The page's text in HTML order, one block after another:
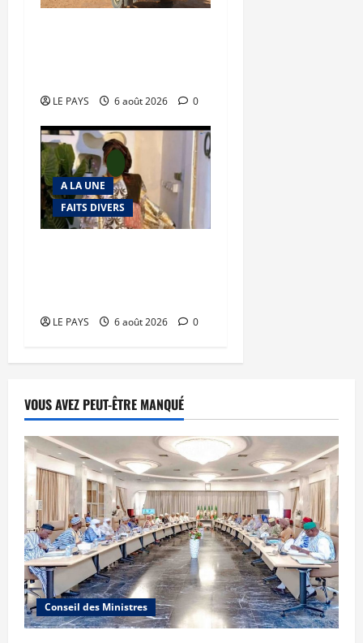
LE PAYS 6 août 2026 0
A LA UNE
FAITS DIVERS
LE PAYS 6 août 2026 0
VOUS AVEZ PEUT-ÊTRE MANQUÉ
Conseil des Ministres